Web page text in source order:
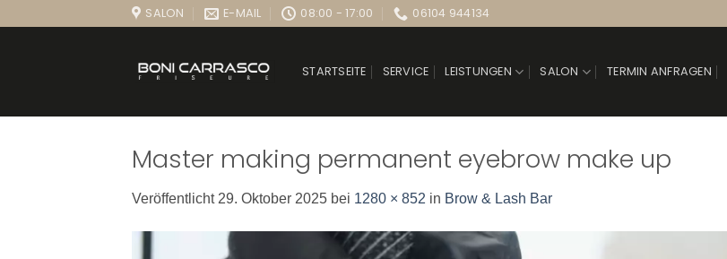
SALON E-MAIL 08:00 - 17:00 06104 944134
STARTSEITE SERVICE LEISTUNGEN SALON TERMIN ANFRAGEN
Master making permanent eyebrow make up
Veröffentlicht 29. Oktober 2025 bei 1280 × 852 in Brow & Lash Bar